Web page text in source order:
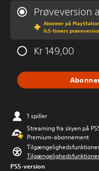
Prøveversion
Abonner på
0.5-timers
Kr 149,00
1 spiller
Streaming fra skyen på
Premium-abonnement
Tilgængelighedsfunktioner
PS5-version